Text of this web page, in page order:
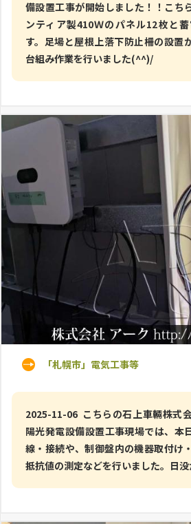
備設置工事が開始しました！！こち
ンティア製410Ｗのパネル12枚と
す。足場と屋根上落下防止柵の設置
台組み作業を行いました(^^)/
「札幌市」電気工事等
2025-11-06 こちらの石上車輛株式
陽光発電設備設置工事現場では、本
線・接続や、制御盤内の機器取付け
抵抗値の測定などを行いました。日没